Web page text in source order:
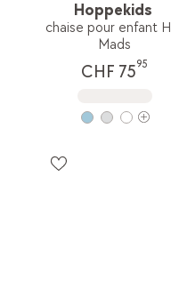
Hoppekids
chaise pour enfant
Mads
CHF 7595